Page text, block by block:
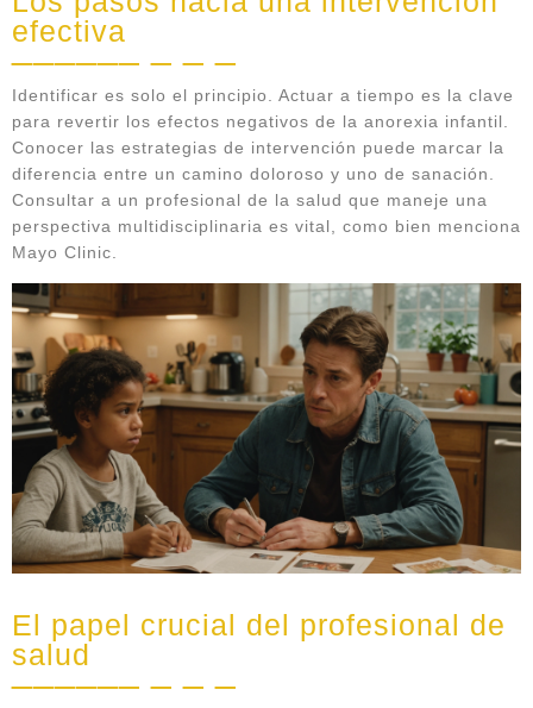
efectiva
Identificar es solo el principio. Actuar a tiempo es la clave
para revertir los efectos negativos de la anorexia infantil.
Conocer las estrategias de intervención puede marcar la
diferencia entre un camino doloroso y uno de sanación.
Consultar a un profesional de la salud que maneje una
perspectiva multidisciplinaria es vital, como bien menciona
Mayo Clinic.
El papel crucial del profesional de
salud